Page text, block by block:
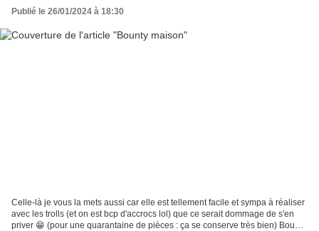
Publié le 26/01/2024 à 18:30
Celle-là je vous la mets aussi car elle est tellement facile et sympa à réaliser
avec les trolls (et on est bcp d'accrocs lol) que ce serait dommage de s'en
priver 😁 (pour une quarantaine de pièces : ça se conserve très bien) Bounty